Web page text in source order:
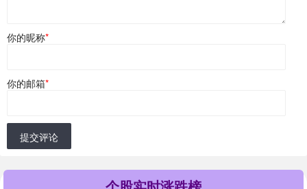
你的昵称*
你的邮箱*
提交评论